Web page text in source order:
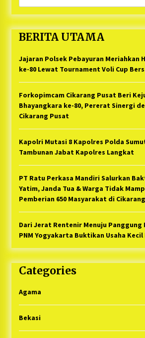
BERITA UTAMA
Jajaran Polsek Pebayuran Meriahkan
ke-80 Lewat Tournament Voli Cup
Forkopimcam Cikarang Pusat Beri
Bhayangkara ke-80, Pererat Sinergi
Cikarang Pusat
Kapolri Mutasi 8 Kapolres Polda
Tambunan Jabat Kapolres Langkat
PT Ratu Perkasa Mandiri Salurkan
Yatim, Janda Tua & Warga Tidak
Pemberian 650 Masyarakat di
Dari Jerat Rentenir Menuju Panggung
PNM Yogyakarta Buktikan Usaha
Categories
Agama
Bekasi